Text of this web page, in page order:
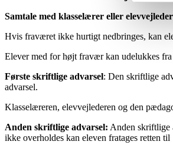
Samtale med klasselærer eller elevvejleder
Hvis fraværet ikke hurtigt nedbringes, kan
Elever med for højt fravær kan udelukkes
Første skriftlige advarsel: Den skriftlige
advarsel.
Klasselæreren, elevvejlederen og den
Anden skriftlige advarsel: Anden skriftlige
ikke overholdes kan eleven fratages retten